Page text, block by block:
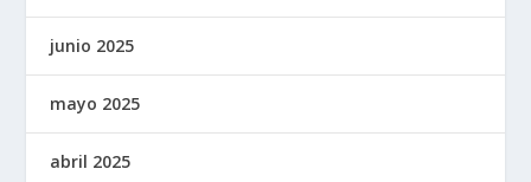
junio 2025
mayo 2025
abril 2025